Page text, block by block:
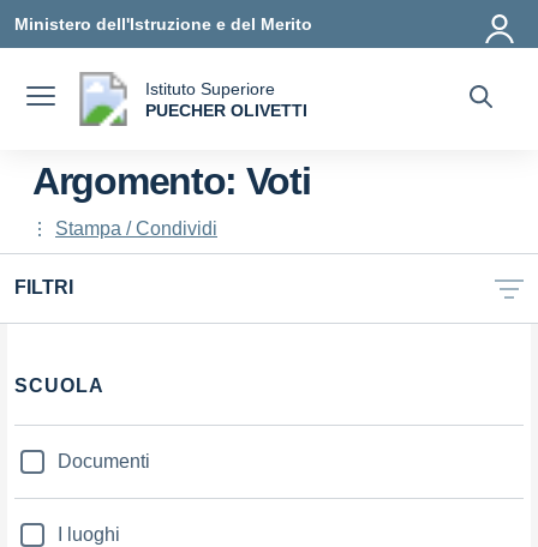
Ministero dell'Istruzione e del Merito
Istituto Superiore
PUECHER OLIVETTI
Argomento: Voti
Stampa / Condividi
FILTRI
Filtri
SCUOLA
Documenti
I luoghi